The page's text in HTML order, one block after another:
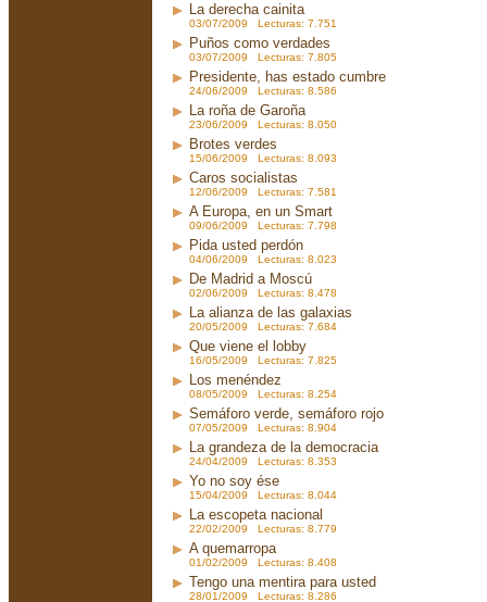
La derecha cainita
03/07/2009 Lecturas: 7.751
Puños como verdades
03/07/2009 Lecturas: 7.805
Presidente, has estado cumbre
24/06/2009 Lecturas: 8.586
La roña de Garoña
23/06/2009 Lecturas: 8.050
Brotes verdes
15/06/2009 Lecturas: 8.093
Caros socialistas
12/06/2009 Lecturas: 7.581
A Europa, en un Smart
09/06/2009 Lecturas: 7.798
Pida usted perdón
04/06/2009 Lecturas: 8.023
De Madrid a Moscú
02/06/2009 Lecturas: 8.478
La alianza de las galaxias
20/05/2009 Lecturas: 7.684
Que viene el lobby
16/05/2009 Lecturas: 7.825
Los menéndez
08/05/2009 Lecturas: 8.254
Semáforo verde, semáforo rojo
07/05/2009 Lecturas: 8.904
La grandeza de la democracia
24/04/2009 Lecturas: 8.353
Yo no soy ése
15/04/2009 Lecturas: 8.044
La escopeta nacional
22/02/2009 Lecturas: 8.779
A quemarropa
01/02/2009 Lecturas: 8.408
Tengo una mentira para usted
28/01/2009 Lecturas: 8.286